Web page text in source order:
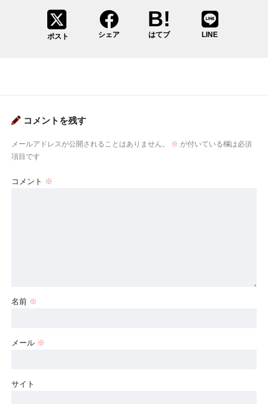
ポスト シェア はてブ LINE
コメントを残す
メールアドレスが公開されることはありません。 ※ が付いている欄は必須
項目です
コメント ※
名前 ※
メール ※
サイト